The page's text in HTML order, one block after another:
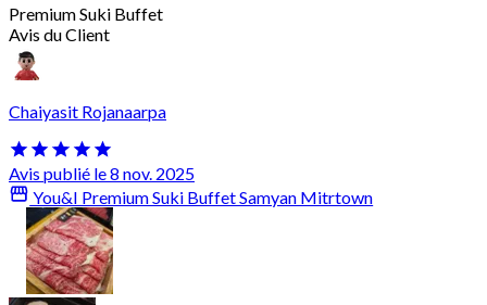
Premium Suki Buffet
Avis du Client
Chaiyasit Rojanaarpa
Avis publié le 8 nov. 2025
You&I Premium Suki Buffet Samyan Mitrtown